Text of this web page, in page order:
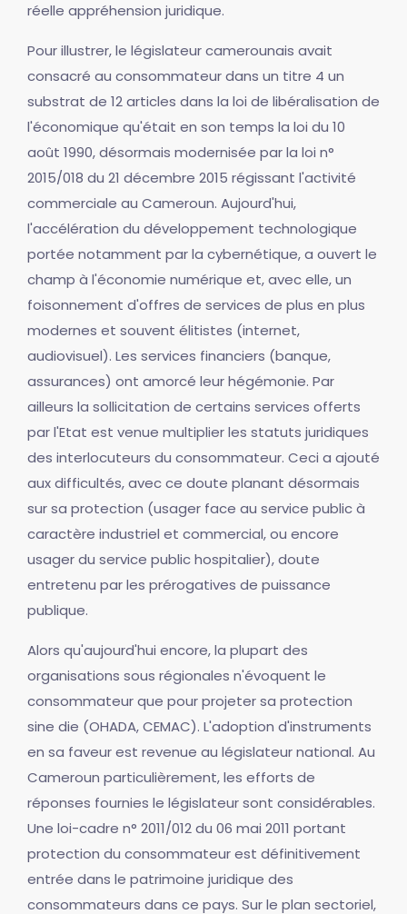
réelle appréhension juridique.
Pour illustrer, le législateur camerounais avait
consacré au consommateur dans un titre 4 un
substrat de 12 articles dans la loi de libéralisation de
l'économique qu'était en son temps la loi du 10
août 1990, désormais modernisée par la loi n°
2015/018 du 21 décembre 2015 régissant l'activité
commerciale au Cameroun. Aujourd'hui,
l'accélération du développement technologique
portée notamment par la cybernétique, a ouvert le
champ à l'économie numérique et, avec elle, un
foisonnement d'offres de services de plus en plus
modernes et souvent élitistes (internet,
audiovisuel). Les services financiers (banque,
assurances) ont amorcé leur hégémonie. Par
ailleurs la sollicitation de certains services offerts
par l'Etat est venue multiplier les statuts juridiques
des interlocuteurs du consommateur. Ceci a ajouté
aux difficultés, avec ce doute planant désormais
sur sa protection (usager face au service public à
caractère industriel et commercial, ou encore
usager du service public hospitalier), doute
entretenu par les prérogatives de puissance
publique.
Alors qu'aujourd'hui encore, la plupart des
organisations sous régionales n'évoquent le
consommateur que pour projeter sa protection
sine die (OHADA, CEMAC). L'adoption d'instruments
en sa faveur est revenue au législateur national. Au
Cameroun particulièrement, les efforts de
réponses fournies le législateur sont considérables.
Une loi-cadre n° 2011/012 du 06 mai 2011 portant
protection du consommateur est définitivement
entrée dans le patrimoine juridique des
consommateurs dans ce pays. Sur le plan sectoriel,